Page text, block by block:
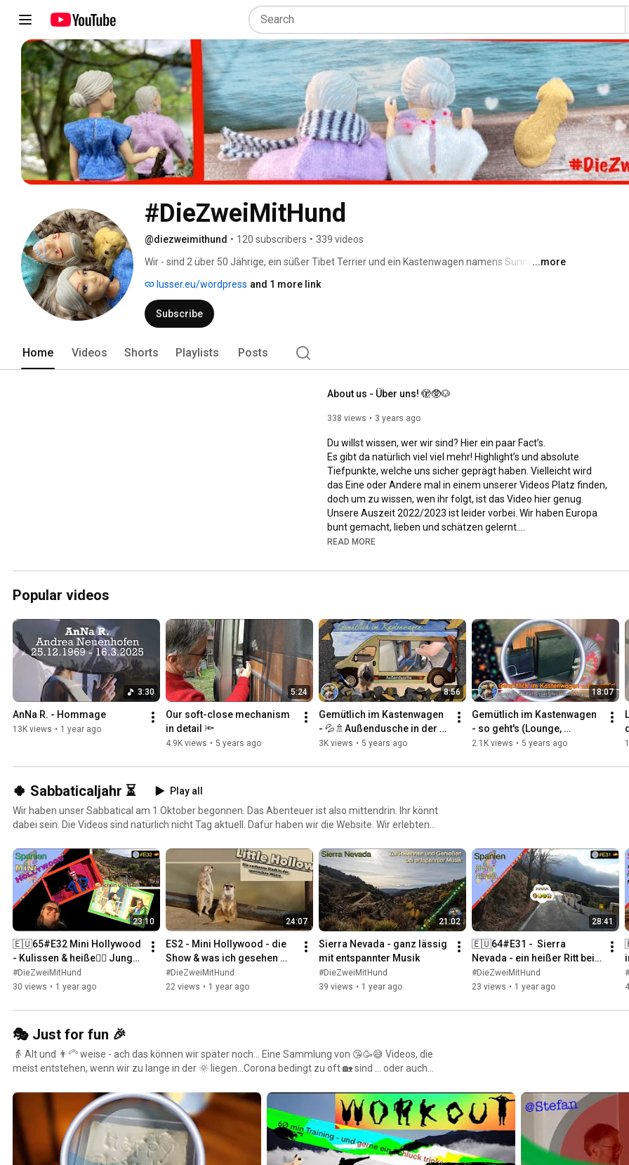
#DieZweiMitHund
@diezweimithund • 120 subscribers • 339 videos
Wir - sind 2 über 50 Jährige, ein süßer Tibet Terrier und ein Kastenwagen namens Sunny. ...more
lusser.eu/wordpress and 1 more link
Subscribe
Home Videos Shorts Playlists Posts
About us - Über uns! 🫣🥸🐶
338 views 3 years ago
Du willst wissen, wer wir sind? Hier ein paar Fact’s.
Es gibt da natürlich viel viel mehr! Highlight’s und absolute
Tiefpunkte, welche uns sicher geprägt haben. Vielleicht wird
das Eine oder Andere mal in einem unserer Videos Platz finden,
doch um zu wissen, wen ihr folgt, ist das Video hier genug.
Unsere Auszeit 2022/2023 ist leider vorbei. Wir haben Europa
bunt gemacht, lieben und schätzen gelernt.
Doch das Leben lässt sich nicht immer planen. Schon wieder
Doch mit soviel Leben/Welt/Erinnerungen geht es besser. Noch
READ MORE
Popular videos
3:30
AnNa R. - Hommage
13K views • 1 year ago
5:24
Our soft-close mechanism
in detail 🔦
4.9K views • 5 years ago
8:56
Gemütlich im Kastenwagen
- 💦🚿Außendusche in der
WC Service Klappe
3K views • 5 years ago
18:07
Gemütlich im Kastenwagen
- so geht's (Lounge,
Technikfach, praktisches
Sitzen)
2.1K views • 5 years ago
🍀 Sabbaticaljahr ⏳
Play all
Wir haben unser Sabbatical am 1.Oktober begonnen. Das Abenteuer ist also mittendrin. Ihr könnt
dabei sein. Die Videos sind natürlich nicht Tag aktuell. Dafür haben wir die Website. Wir erlebten
Elan.
23:10
🇪🇺65#E32 Mini Hollywood
- Kulissen & heiße❤️‍🔥 Jungs
& ungewöhnliche Tiere
#DieZweiMitHund
30 views • 1 year ago
24:07
ES2 - Mini Hollywood - die
Show & was ich gesehen
habe 😜  (4K)
#DieZweiMitHund
22 views • 1 year ago
21:02
Sierra Nevada - ganz lässig
mit entspannter Musik
#DieZweiMitHund
39 views • 1 year ago
28:41
🇪🇺64#E31 -  Sierra
Nevada - ein heißer Ritt bei
perfektem Wetter
#DieZweiMitHund
23 views • 1 year ago
🎭 Just for fun 🎉
👵 Alt und 👨‍🦳 weise - ach das können wir später noch... Eine Sammlung von 😘🥳😅 Videos, die
meist entstehen, wenn wir zu lange in der 🌞 liegen...Corona bedingt zu oft 🏡 sind ... oder auch
ernst! 🦸‍♀️Katrin und 🦸Michael @Bromptonverkäufer🚲🚲🚲: Unser Brompton war leider nur
geliehen, also "Abenteuer mit einem Brompton" wird es kaum mehr geben 🤔